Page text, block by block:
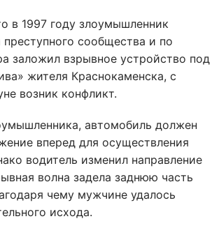
в 1997 году злоумышленник
преступного сообщества и по
заложил взрывное устройство под
жителя Краснокаменска, с
возник конфликт.
автомобиль должен
вперед для осуществления
водитель изменил направление
волна задела заднюю часть
чему мужчине удалось
исхода.